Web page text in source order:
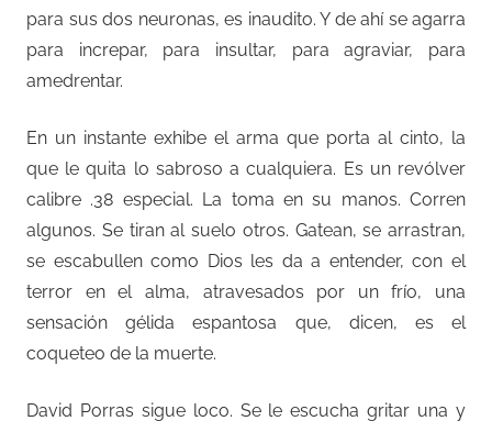
para sus dos neuronas, es inaudito. Y de ahí se agarra
para increpar, para insultar, para agraviar, para
amedrentar.
En un instante exhibe el arma que porta al cinto, la
que le quita lo sabroso a cualquiera. Es un revólver
calibre .38 especial. La toma en su manos. Corren
algunos. Se tiran al suelo otros. Gatean, se arrastran,
se escabullen como Dios les da a entender, con el
terror en el alma, atravesados por un frío, una
sensación gélida espantosa que, dicen, es el
coqueteo de la muerte.
David Porras sigue loco. Se le escucha gritar una y